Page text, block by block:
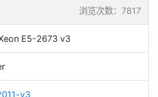
浏览次数：7817
E5-2673 v3
v3